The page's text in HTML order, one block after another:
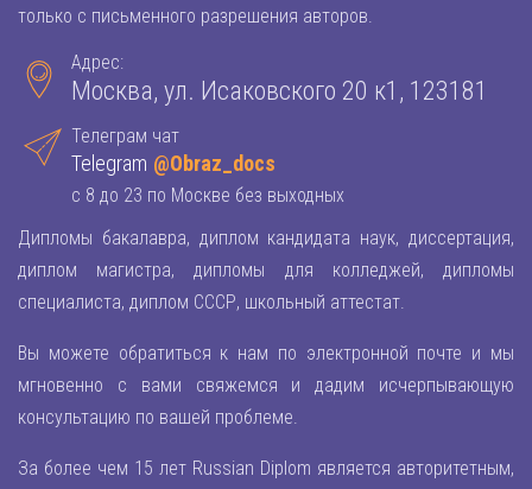
только с письменного разрешения авторов.
Адрес:
Москва, ул. Исаковского 20 к1, 123181
Телеграм чат
Telegram @Obraz_docs
с 8 до 23 по Москве без выходных
Дипломы бакалавра, диплом кандидата наук, диссертация,
диплом магистра, дипломы для колледжей, дипломы
специалиста, диплом СССР, школьный аттестат.
Вы можете обратиться к нам по электронной почте и мы
мгновенно с вами свяжемся и дадим исчерпывающую
консультацию по вашей проблеме.
За более чем 15 лет Russian Diplom является авторитетным,